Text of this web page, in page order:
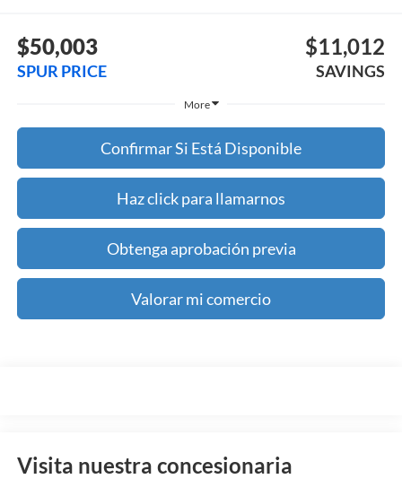
$50,003
SPUR PRICE
$11,012
SAVINGS
More
Confirmar Si Está Disponible
Haz click para llamarnos
Obtenga aprobación previa
Valorar mi comercio
Visita nuestra concesionaria